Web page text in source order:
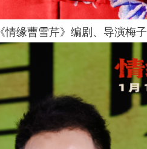
《情缘曹雪芹》编剧、导演梅子